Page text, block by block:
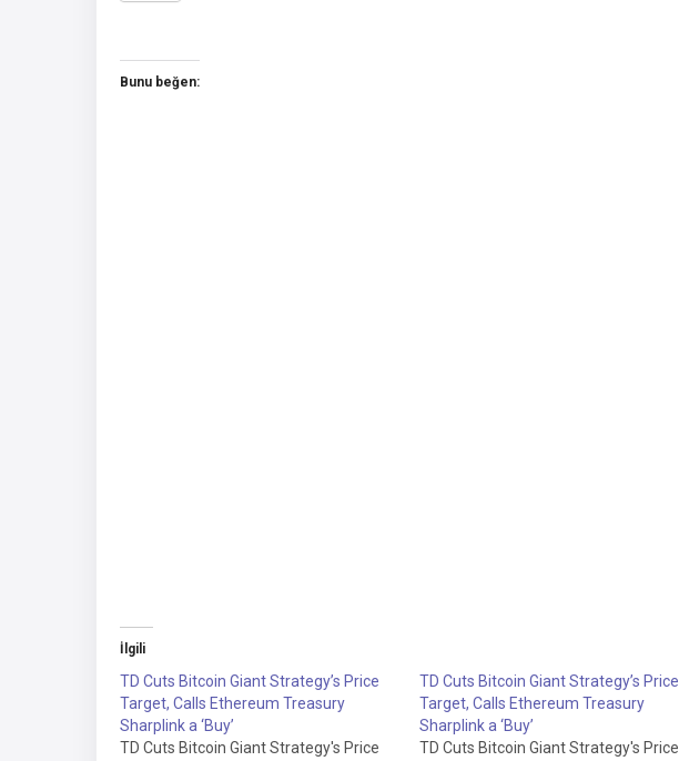
Bunu beğen:
İlgili
TD Cuts Bitcoin Giant Strategy’s Price
Target, Calls Ethereum Treasury
Sharplink a ‘Buy’
TD Cuts Bitcoin Giant Strategy's Price
TD Cuts Bitcoin Giant Strategy’s Price
Target, Calls Ethereum Treasury
Sharplink a ‘Buy’
TD Cuts Bitcoin Giant Strategy's Price